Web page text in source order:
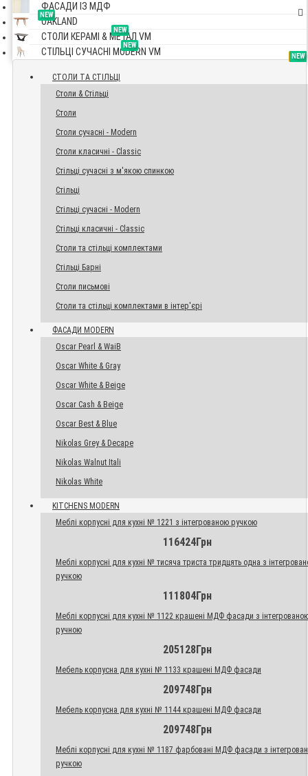
ФАСАДИ ІЗ МДФ
NEW
OAKLAND
NEW
СТОЛИ КЕРАМІ & МЕТАЛ VM
NEW
СТІЛЬЦІ СУЧАСНІ MODERN VM TOP
СТОЛИ ТА СТІЛЬЦІ
Столи & Стільці
Столи
Столи сучасні - Modern
Столи класичні - Classic
Стільці сучасні з м'якою спинкою
Стільці
Стільці сучасні - Modern
Стільці класичні - Classic
Столи та стільці комплектами
Стільці Барні
Столи письмові
Столи та стільці комплектами в інтер'єрі
NEW
ФАСАДИ MODERN
Oscar Pearl & WaiB
Oscar White & Gray
Oscar White & Beige
Oscar Cash & Beige
Oscar Best & Blue
Nikolas Grey & Decape
Nikolas Walnut Itali
Nikolas White
NEW
KITCHENS MODERN
Меблі корпусні для кухні № 1221 з інтегрованою ручкою
116424Грн
Меблі корпусні для кухні № тисяча триста тридцять одна з
ручкою
111804Грн
Меблі корпусні для кухні № 1122 крашені МДФ фасади з
ручною
205128Грн
Мебель корпусна для кухні № 1133 крашені МДФ фасади
209748Грн
Мебель корпусна для кухні № 1144 крашені МДФ фасади
209748Грн
Меблі корпусні для кухні № 1187 фарбовані МДФ фасади з
ручкою
NEW